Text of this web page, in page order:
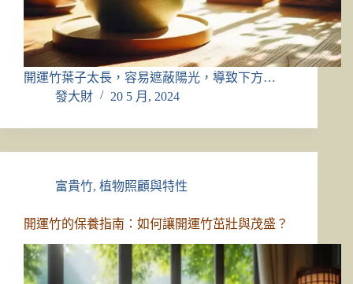
開運竹葉子太長，容易遮蔽陽光，導致下方…
發大財
20 5 月, 2024
富貴竹, 植物照顧與特性
開運竹的保養指南：如何讓開運竹茁壯與茂盛？